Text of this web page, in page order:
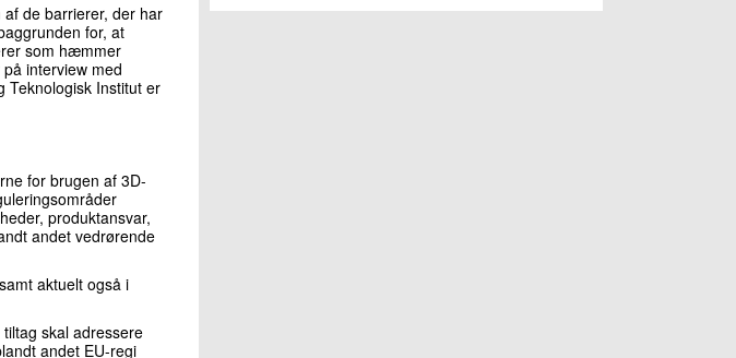
de barrierer, der har
for, at
som hæmmer
interview med
Teknologisk Institut er
for brugen af 3D-
produktansvar,
andet vedrørende
aktuelt også i
skal adressere
andet EU-regi